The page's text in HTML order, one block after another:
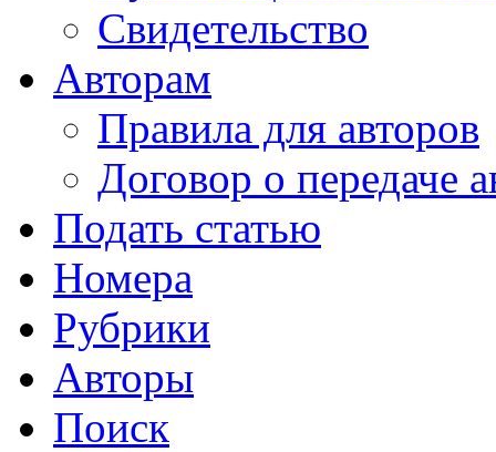
Свидетельство
Авторам
Правила для авторов
Договор о передаче
Подать статью
Номера
Рубрики
Авторы
Поиск